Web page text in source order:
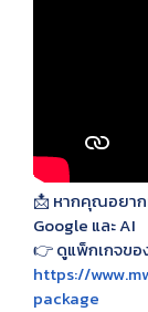
📩 หากคุณอยา
Google และ AI
👉 ดูแพ็กเกจขอ
https://
package